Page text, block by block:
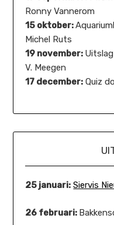
Ronny Vannerom
15 oktober:
Michel Ruts
19 november:
V. Meegen
17 december: Quiz
25 januari: Siervis
26 februari: